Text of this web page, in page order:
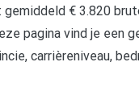
€ 3.820
pagina vind je een
carrièreniveau,